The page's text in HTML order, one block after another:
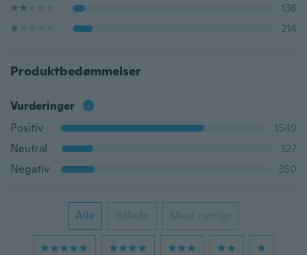
136
214
Produktbedømmelser
Vurderinger
Positiv
1549
Neutral
327
Negativ
350
Alle Billede Mest nyttigt